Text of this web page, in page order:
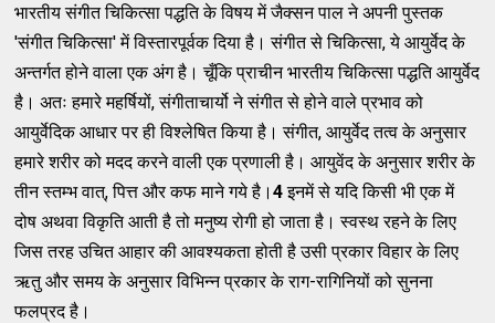
भारतीय संगीत चिकित्सा पद्धति के विषय में जैक्सन पाल ने अपनी पुस्तक
'संगीत चिकित्सा' में विस्तारपूर्वक दिया है। संगीत से चिकित्सा, ये आयुर्वेद के
अन्तर्गत होने वाला एक अंग है। चूँकि प्राचीन भारतीय चिकित्सा पद्धति आयुर्वेद
है। अतः हमारे महर्षियों, संगीताचार्यो ने संगीत से होने वाले प्रभाव को
आयुर्वेदिक आधार पर ही विश्लेषित किया है। संगीत, आयुर्वेद तत्व के अनुसार
हमारे शरीर को मदद करने वाली एक प्रणाली है। आयुवेंद के अनुसार शरीर के
तीन स्तम्भ वात्, पित्त और कफ माने गये है।4इनमें से यदि किसी भी एक में
दोष अथवा विकृति आती है तो मनुष्य रोगी हो जाता है। स्वस्थ रहने के लिए
जिस तरह उचित आहार की आवश्यकता होती है उसी प्रकार विहार के लिए
ऋतु और समय के अनुसार विभिन्न प्रकार के राग-रागिनियों को सुनना
फलप्रद है।